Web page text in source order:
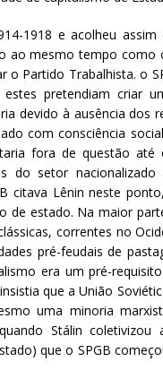
1918 e acolheu
ao mesmo tempo
o Partido Trabalhista. o
pretendiam criar
devido à ausência dos
com consciência
fora de questão
do setor
citava Lênin neste
de estado. Na maior
correntes no
pré-feudais de
era um pré-
que a União
uma minoria
Stálin coletivizou
que o SPGB